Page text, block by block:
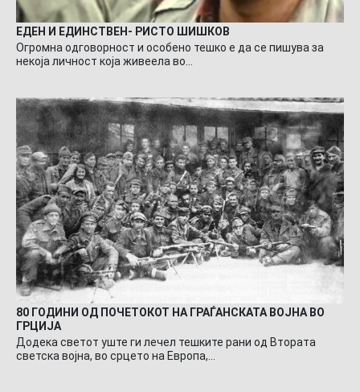
ЕДЕН И ЕДИНСТВЕН- РИСТО ШИШКОВ
Огромна одговорност и особено тешко е да се пишува за
некоја личност која живеела во…
80 ГОДИНИ ОД ПОЧЕТОКОТ НА ГРАЃАНСКАТА ВОЈНА ВО
ГРЦИЈА
Додека светот уште ги лечел тешките рани од Втората
светска војна, во срцето на Европа,…